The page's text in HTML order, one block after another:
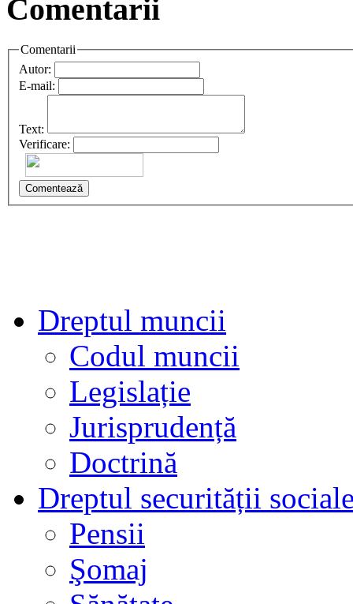
Comentarii
Comentarii
Autor:
E-mail:
Text:
Verificare:
Comentează
Dreptul muncii
Codul muncii
Legislație
Jurisprudență
Doctrină
Dreptul securității
Pensii
Şomaj